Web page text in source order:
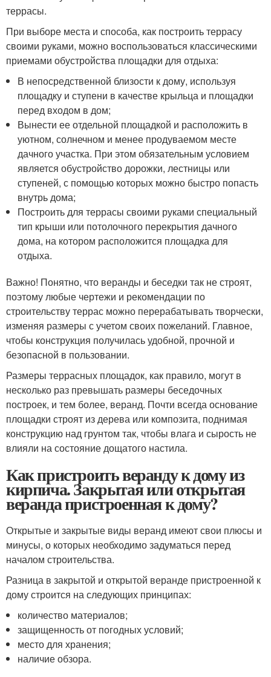
террасы.
При выборе места и способа, как построить террасу
своими руками, можно воспользоваться классическими
приемами обустройства площадки для отдыха:
В непосредственной близости к дому, используя
площадку и ступени в качестве крыльца и площадки
перед входом в дом;
Вынести ее отдельной площадкой и расположить в
уютном, солнечном и менее продуваемом месте
дачного участка. При этом обязательным условием
является обустройство дорожки, лестницы или
ступеней, с помощью которых можно быстро попасть
внутрь дома;
Построить для террасы своими руками специальный
тип крыши или потолочного перекрытия дачного
дома, на котором расположится площадка для
отдыха.
Важно! Понятно, что веранды и беседки так не строят,
поэтому любые чертежи и рекомендации по
строительству террас можно перерабатывать творчески,
изменяя размеры с учетом своих пожеланий. Главное,
чтобы конструкция получилась удобной, прочной и
безопасной в пользовании.
Размеры террасных площадок, как правило, могут в
несколько раз превышать размеры беседочных
построек, и тем более, веранд. Почти всегда основание
площадки строят из дерева или композита, поднимая
конструкцию над грунтом так, чтобы влага и сырость не
влияли на состояние дощатого настила.
Как пристроить веранду к дому из
кирпича. Закрытая или открытая
веранда пристроенная к дому?
Открытые и закрытые виды веранд имеют свои плюсы и
минусы, о которых необходимо задуматься перед
началом строительства.
Разница в закрытой и открытой веранде пристроенной к
дому строится на следующих принципах:
количество материалов;
защищенность от погодных условий;
место для хранения;
наличие обзора.